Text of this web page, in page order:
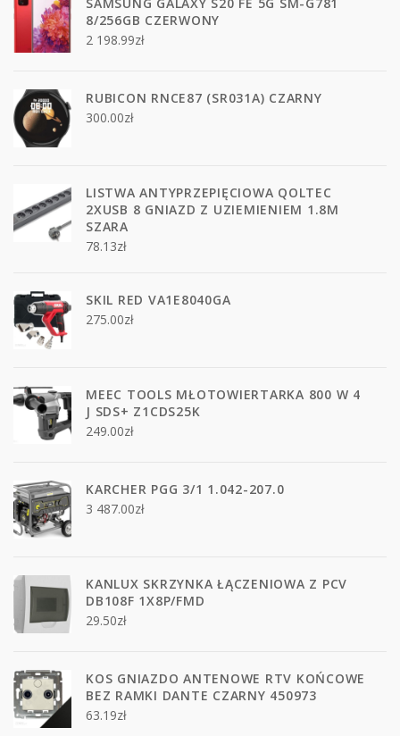
8/256GB CZERWONY
2 198.99zł
RUBICON RNCE87 (SR031A) CZARNY
300.00zł
LISTWA ANTYPRZEPIĘCIOWA QOLTEC
2XUSB 8 GNIAZD Z UZIEMIENIEM 1.8M
SZARA
78.13zł
SKIL RED VA1E8040GA
275.00zł
MEEC TOOLS MŁOTOWIERTARKA 800 W 4
J SDS+ Z1CDS25K
249.00zł
KARCHER PGG 3/1 1.042-207.0
3 487.00zł
KANLUX SKRZYNKA ŁĄCZENIOWA Z PCV
DB108F 1X8P/FMD
29.50zł
KOS GNIAZDO ANTENOWE RTV KOŃCOWE
BEZ RAMKI DANTE CZARNY 450973
63.19zł